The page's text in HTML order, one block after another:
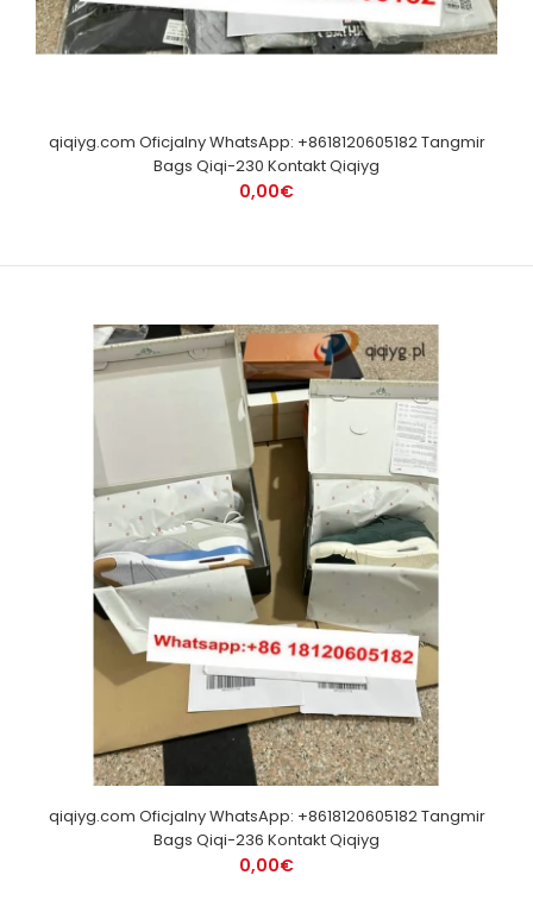
qiqiyg.com Oficjalny WhatsApp: +8618120605182 Tangmir
Bags Qiqi-230 Kontakt Qiqiyg
0,00€
qiqiyg.com Oficjalny WhatsApp: +8618120605182 Tangmir
Bags Qiqi-236 Kontakt Qiqiyg
0,00€